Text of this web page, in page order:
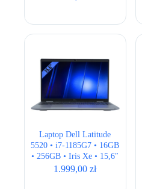
Laptop Dell Latitude
5520 • i7-1185G7 • 16GB
• 256GB • Iris Xe • 15,6″
Full HD
1.999,00zł